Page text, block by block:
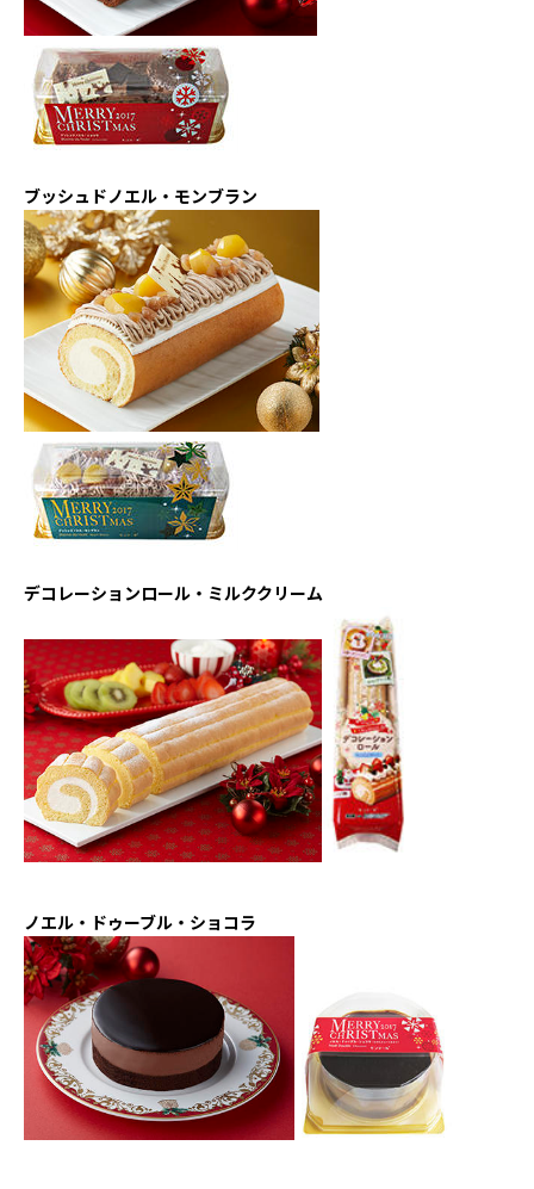
ブッシュドノエル・モンブラン
デコレーションロール・ミルククリーム
ノエル・ドゥーブル・ショコラ